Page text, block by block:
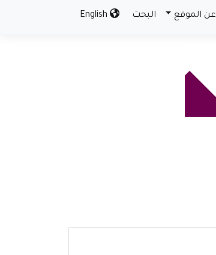
عن الموقع البحث